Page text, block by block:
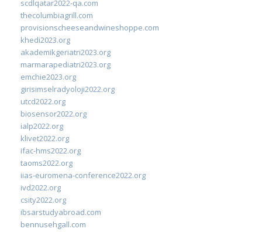
scdlqatar2022-qa.com
thecolumbiagrill.com
provisionscheeseandwineshoppe.com
khedi2023.org
akademikgeriatri2023.org
marmarapediatri2023.org
emchie2023.org
girisimselradyoloji2022.org
utcd2022.org
biosensor2022.org
ialp2022.org
klivet2022.org
ifac-hms2022.org
taoms2022.org
iias-euromena-conference2022.org
ivd2022.org
csity2022.org
ibsarstudyabroad.com
bennusehgall.com